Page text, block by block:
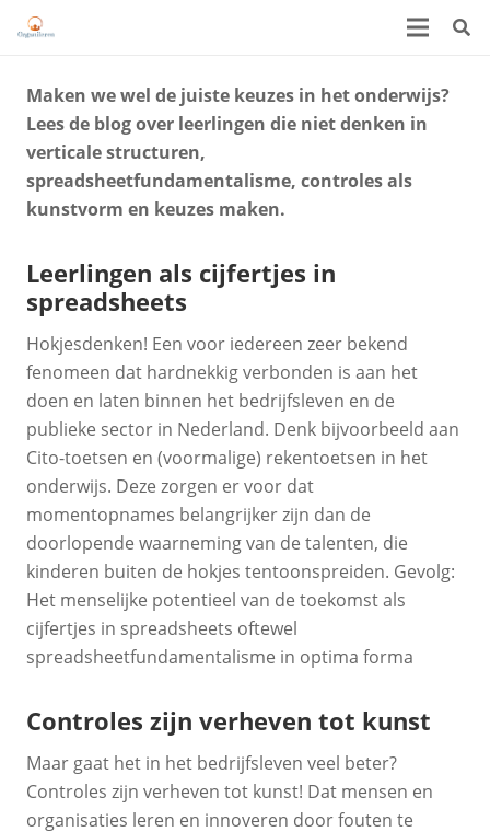
Maken we wel de juiste keuzes in het onderwijs?
Lees de blog over leerlingen die niet denken in
verticale structuren,
spreadsheetfundamentalisme, controles als
kunstvorm en keuzes maken.
Leerlingen als cijfertjes in
spreadsheets
Hokjesdenken! Een voor iedereen zeer bekend
fenomeen dat hardnekkig verbonden is aan het
doen en laten binnen het bedrijfsleven en de
publieke sector in Nederland. Denk bijvoorbeeld aan
Cito-toetsen en (voormalige) rekentoetsen in het
onderwijs. Deze zorgen er voor dat
momentopnames belangrijker zijn dan de
doorlopende waarneming van de talenten, die
kinderen buiten de hokjes tentoonspreiden. Gevolg:
Het menselijke potentieel van de toekomst als
cijfertjes in spreadsheets oftewel
spreadsheetfundamentalisme in optima forma
Controles zijn verheven tot kunst
Maar gaat het in het bedrijfsleven veel beter?
Controles zijn verheven tot kunst! Dat mensen en
organisaties leren en innoveren door fouten te